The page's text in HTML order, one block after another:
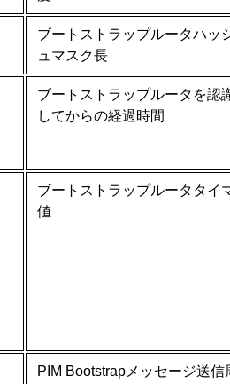
ブートストラップルータハッ
ュマスク長
ブートストラップルータを認
してからの経過時間
ブートストラップルータタイ
値
PIM Bootstrapメッセージ送信